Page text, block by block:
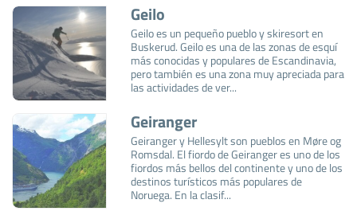
Geilo
Geilo es un pequeño pueblo y skiresort en
Buskerud. Geilo es una de las zonas de esquí
más conocidas y populares de Escandinavia,
pero también es una zona muy apreciada para
las actividades de ver...
Geiranger
Geiranger y Hellesylt son pueblos en Møre og
Romsdal. El fiordo de Geiranger es uno de los
fiordos más bellos del continente y uno de los
destinos turísticos más populares de
Noruega. En la clasif...